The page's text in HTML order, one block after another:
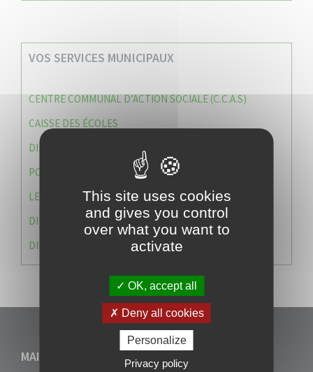
VOS SERVICES MUNICIPAUX
CENTRE COMMUNAL D’ACTION SOCIALE (C.C.A.S)
CAISSE DES ÉCOLES
DIRECTION DES SERVICES TECHNIQUES
POLICE MUNICIPALE
LE CABINET DU MAIRE
DIRECTION DES RESSOURCES ET MOYENS
DIRECTION DU DEVELLOPPEMENT URBAIN DURABL
MAIRIE DU VAUCLIN
This site uses cookies
and gives you control
over what you want to
activate
OK, accept all
Deny all cookies
Personalize
Privacy policy